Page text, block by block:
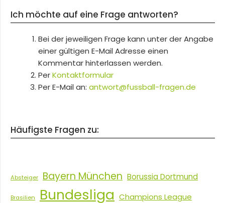
Ich möchte auf eine Frage antworten?
Bei der jeweiligen Frage kann unter der Angabe
einer gültigen E-Mail Adresse einen
Kommentar hinterlassen werden.
PerKontaktformular
Per E-Mail an: antwort@fussball-fragen.de
Häufigste Fragen zu:
Absteiger Bayern München Borussia Dortmund
Brasilien Bundesliga Champions League